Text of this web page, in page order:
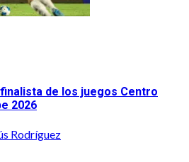
de los juegos Centro
2026
Rodríguez